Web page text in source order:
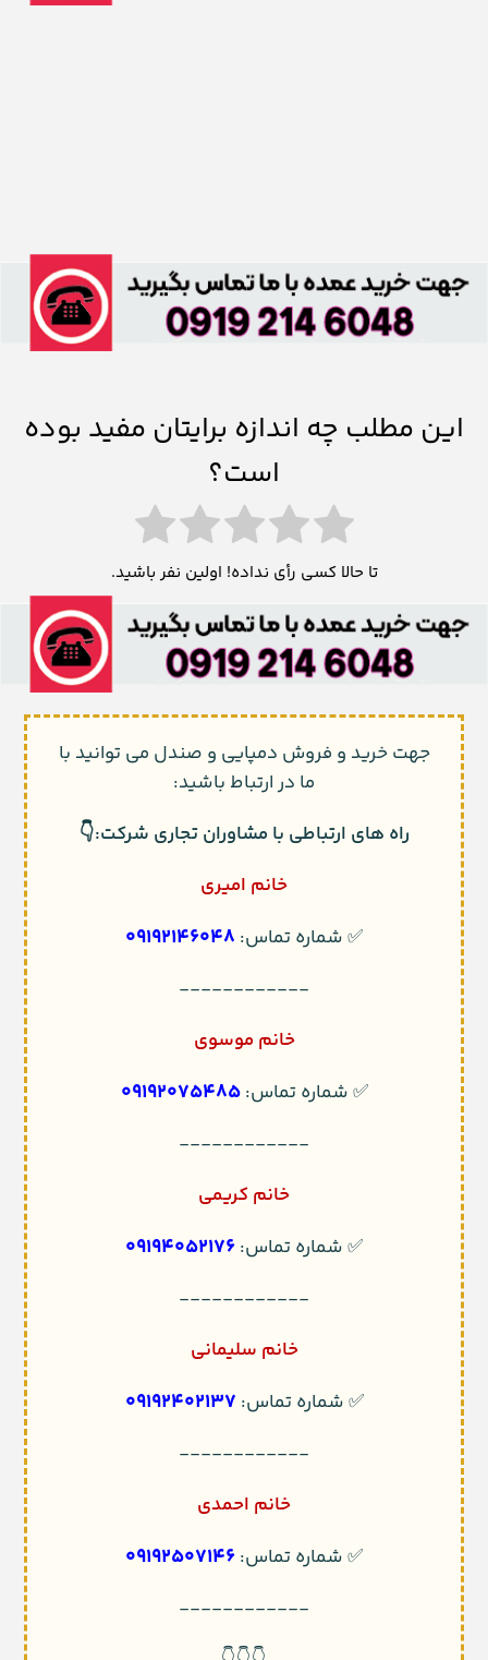
این مطلب چه اندازه برایتان مفید بوده
است؟
تا حالا کسی رأی نداده! اولین نفر باشید.
جهت خرید و فروش دمپایی و صندل می توانید با
ما در ارتباط باشید:
راه های ارتباطی با مشاوران تجاری شرکت:👇
خانم امیری
✅ شماره تماس: 09192146048
------------
خانم موسوی
✅ شماره تماس:09192075485
------------
خانم کریمی
✅ شماره تماس:09194052176
------------
خانم سلیمانی
✅ شماره تماس: 09192402137
------------
خانم احمدی
✅ شماره تماس:09192507146
------------